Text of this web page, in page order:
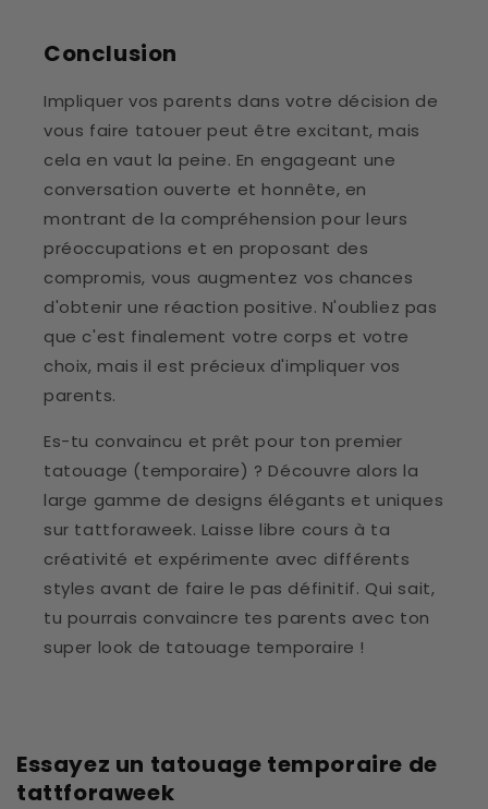
Conclusion
Impliquer vos parents dans votre décision de
vous faire tatouer peut être excitant, mais
cela en vaut la peine. En engageant une
conversation ouverte et honnête, en
montrant de la compréhension pour leurs
préoccupations et en proposant des
compromis, vous augmentez vos chances
d'obtenir une réaction positive. N'oubliez pas
que c'est finalement votre corps et votre
choix, mais il est précieux d'impliquer vos
parents.
Es-tu convaincu et prêt pour ton premier
tatouage (temporaire) ? Découvre alors la
large gamme de designs élégants et uniques
sur tattforaweek. Laisse libre cours à ta
créativité et expérimente avec différents
styles avant de faire le pas définitif. Qui sait,
tu pourrais convaincre tes parents avec ton
super look de tatouage temporaire !
Essayez un tatouage temporaire de
tattforaweek